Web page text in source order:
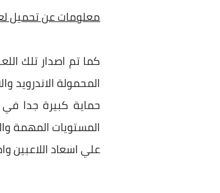
معلومات عن تحميل
المحمولة الاندرويد
المستويات المهمة
علي اسعاد اللاعبين